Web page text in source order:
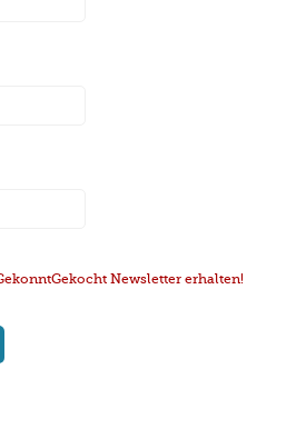
Newsletter erhalten!